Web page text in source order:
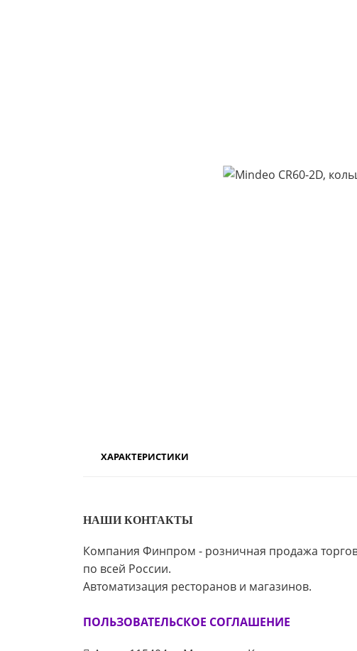
ХАРАКТЕРИСТИКИ
НАШИ КОНТАКТЫ
Компания Финпром - розничная продажа
по всей России.
Автоматизация ресторанов и магазинов.
ПОЛЬЗОВАТЕЛЬСКОЕ СОГЛАШЕНИЕ